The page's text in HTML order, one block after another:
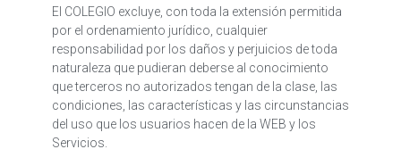
El COLEGIO excluye, con toda la extensión permitida
por el ordenamiento jurídico, cualquier
responsabilidad por los daños y perjuicios de toda
naturaleza que pudieran deberse al conocimiento
que terceros no autorizados tengan de la clase, las
condiciones, las características y las circunstancias
del uso que los usuarios hacen de la WEB y los
Servicios.